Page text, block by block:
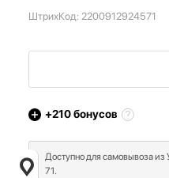
ШтрихКод: 2200912924571
+210бонусов
Доступно для самовывоза
71.